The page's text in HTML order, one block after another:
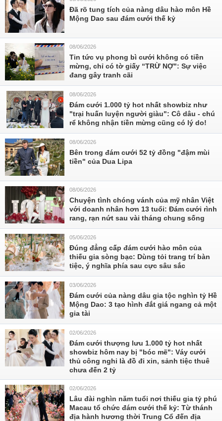
Đã rõ tung tích của nàng dâu hào môn Hề
Mộng Dao sau đám cưới thế kỷ
08/06/2026
Tin tức vụ phong bì cưới không có tiền
mừng, chỉ có tờ giấy “TRỪ NỢ": Sự việc
đang gây tranh cãi
08/06/2026
Đám cưới 1.000 tỷ hot nhất showbiz như
"trại huấn luyện người giàu": Cô dâu - chú
rể không nhận tiền mừng cũng có lý do!
08/06/2026
Bên trong đám cưới 52 tỷ đồng "đậm mùi
tiền" của Dua Lipa
08/06/2026
Chuyện tình chóng vánh của mỹ nhân Việt
với doanh nhân hơn 13 tuổi: Đám cưới rình
rang, rạn nứt sau vài tháng chung sống
05/06/2026
Đúng đẳng cấp đám cưới hào môn của
thiếu gia sòng bạc: Dùng tỏi trang trí bàn
tiệc, ý nghĩa phía sau cực sâu sắc
03/06/2026
Đám cưới của nàng dâu gia tộc nghìn tỷ Hề
Mộng Dao: 3 tạo hình đắt giá ngang cả một
gia tài
02/06/2026
Đám cưới thượng lưu 1.000 tỷ hot nhất
showbiz hôm nay bị "bóc mẽ": Váy cưới
thủ công nghi là đồ đi xin, sảnh tiệc thuê
chưa đến 2 tỷ
02/06/2026
Lâu đài nghìn năm tuổi nơi thiếu gia tỷ phú
Macau tổ chức đám cưới thế kỷ: Từ thánh
địa hành hương thời Trung Cổ đến địa